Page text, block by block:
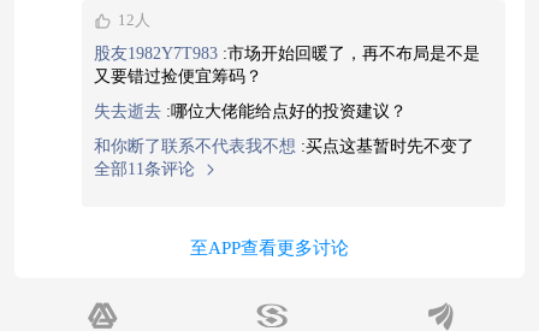
12人
股友1982Y7T983 :市场开始回暖了，再不布局是不是
又要错过捡便宜筹码？
失去逝去 :哪位大佬能给点好的投资建议？
和你断了联系不代表我不想 :买点这基暂时先不变了
全部11条评论
至APP查看更多讨论